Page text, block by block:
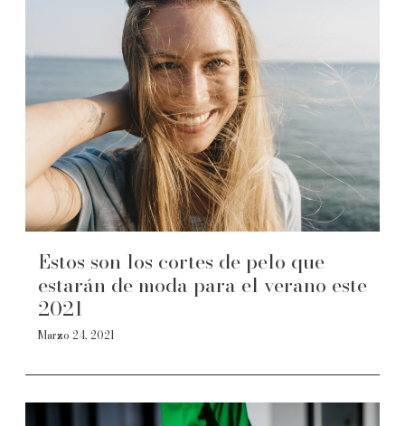
Estos son los cortes de pelo que
estarán de moda para el verano este
2021
Marzo 24, 2021